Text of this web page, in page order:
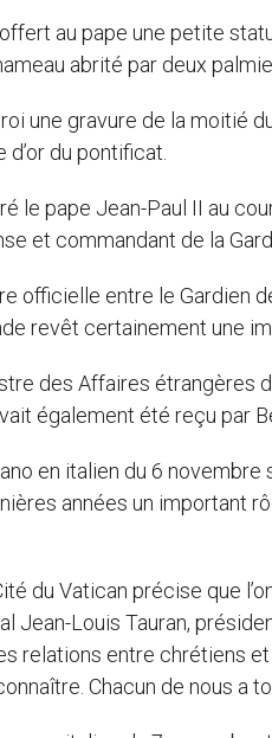
au pape une petite
abrité par deux
une gravure de la moitié
du pontificat.
le pape Jean-Paul II au
et commandant de la
officielle entre le Gardien
revêt certainement une
des Affaires étrangères
également été reçu par
en italien du 6
années un important
du Vatican précise que
Jean-Louis Tauran,
relations entre chrétiens
Chacun de nous a